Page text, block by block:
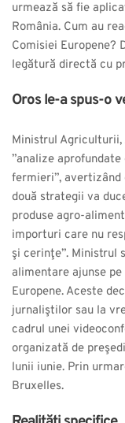
urmează să fie
România. Cum au
Comisiei
legătură directă cu
Oros le-a spus-o
Ministrul Agriculturii,
”analize
fermieri”,
două strategii va
produse agro-
importuri care nu
şi cerinţe”. Ministrul
alimentare ajunse
Europene. Aceste
jurnaliştilor sau la
cadrul unei
organizată de
lunii iunie. Prin
Bruxelles.